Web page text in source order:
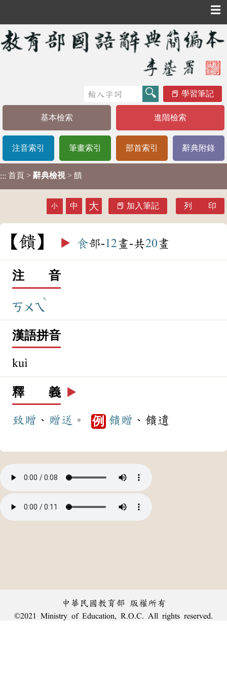
☰
學習筆記
基本檢索 進階檢索
注音索引 筆畫索引 部首索引 辭典附錄
::: 首頁 > 辭典檢視 > 饋
小 中 大 加入筆記 列 印
饋 ▶️ 食部-12畫-共20畫
注 音
ㄎㄨㄟ
ˋ
漢語拼音
kuì
釋 義 ▶️
致贈 、 贈送 。 例 饋贈 、饋遺
中華民國教育部 版權所有
©2021 Ministry of Education, R.O.C. All rights reserved.